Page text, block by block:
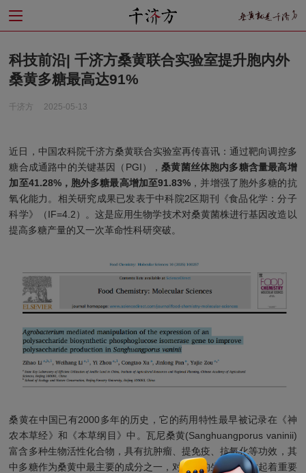
科技前沿| 千济方桑黄联合实验室提升胞内外
桑黄多糖最高达91%
千济方 2025-05-13
近日，中国农科院千济方桑黄联合实验室再传喜讯：通过靶向调控多
糖合成通路中的关键基因（PGI），桑黄菌丝体胞内多糖含量最高增
加至41.28%，胞外多糖最高增加至91.83% ，并增强了胞外多糖的抗
氧化能力。相关研究成果已发表于中科院2区期刊《食品化学：分子
科学》（IF=4.2）。这是应用生物学技术对桑黄菌株进行基因改造以
提高多糖产量的又一次革命性科研突破。
桑黄在中国已有2000多年的历史，它的药用特性最早被记录在《神
农本草经》和《本草纲目》中。瓦尼桑黄(Sanghuangporus vaninii)
富含多种生物活性化合物，具有抗肿瘤、提免疫、抗氧化等功效，其
中多糖作为桑黄中最主要的成分之一，对必需的生物聚合物起着重要